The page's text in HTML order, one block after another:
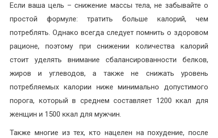
Если ваша цель – снижение массы тела, не забывайте о
простой формуле: тратить больше калорий, чем
потреблять. Однако всегда следует помнить о здоровом
рационе, поэтому при снижении количества калорий
стоит уделять внимание сбалансированности белков,
жиров и углеводов, а также не снижать уровень
потребляемых калории ниже минимально допустимого
порога, который в среднем составляет 1200 ккал для
женщин и 1500 ккал для мужчин.
Также многие из тех, кто нацелен на похудение, после